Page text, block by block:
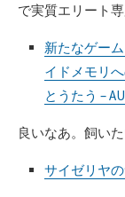
で実質エリート
新たなゲー
イドメモリ
とうたう –
良いなあ。飼いた
サイゼリヤ